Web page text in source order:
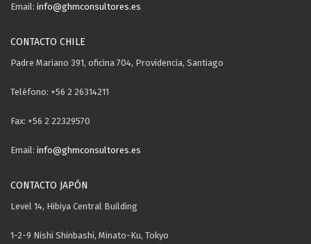
Email: info@ghmconsultores.es
CONTACTO CHILE
Padre Mariano 391, oficina 704, Providencia, Santiago
Teléfono: +56 2 26314211
Fax: +56 2 22329570
Email: info@ghmconsultores.es
CONTACTO JAPÓN
Level 14, Hibiya Central Building
1-2-9 Nishi Shinbashi, Minato-Ku, Tokyo